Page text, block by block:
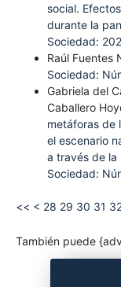
social.
durante la
Sociedad:
Raúl Fuentes
Sociedad:
Gabriela del
Caballero
metáforas de
el escenario
a través de la
Sociedad:
<< < 28 29 30 31
También puede